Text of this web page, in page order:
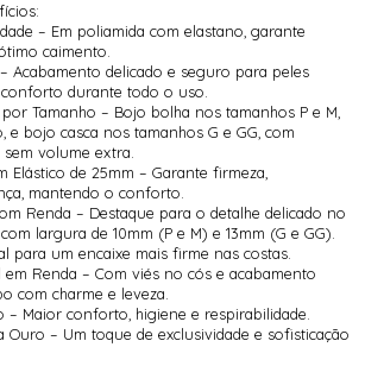
– Em poliamida com elastano, garante
caimento.
Acabamento delicado e seguro para peles
durante todo o uso.
Tamanho – Bojo bolha nos tamanhos P e M,
e bojo casca nos tamanhos G e GG, com
volume extra.
Elástico de 25mm – Garante firmeza,
mantendo o conforto.
Renda – Destaque para o detalhe delicado no
largura de 10mm (P e M) e 13mm (G e GG).
para um encaixe mais firme nas costas.
Renda – Com viés no cós e acabamento
com charme e leveza.
– Maior conforto, higiene e respirabilidade.
Ouro – Um toque de exclusividade e sofisticação